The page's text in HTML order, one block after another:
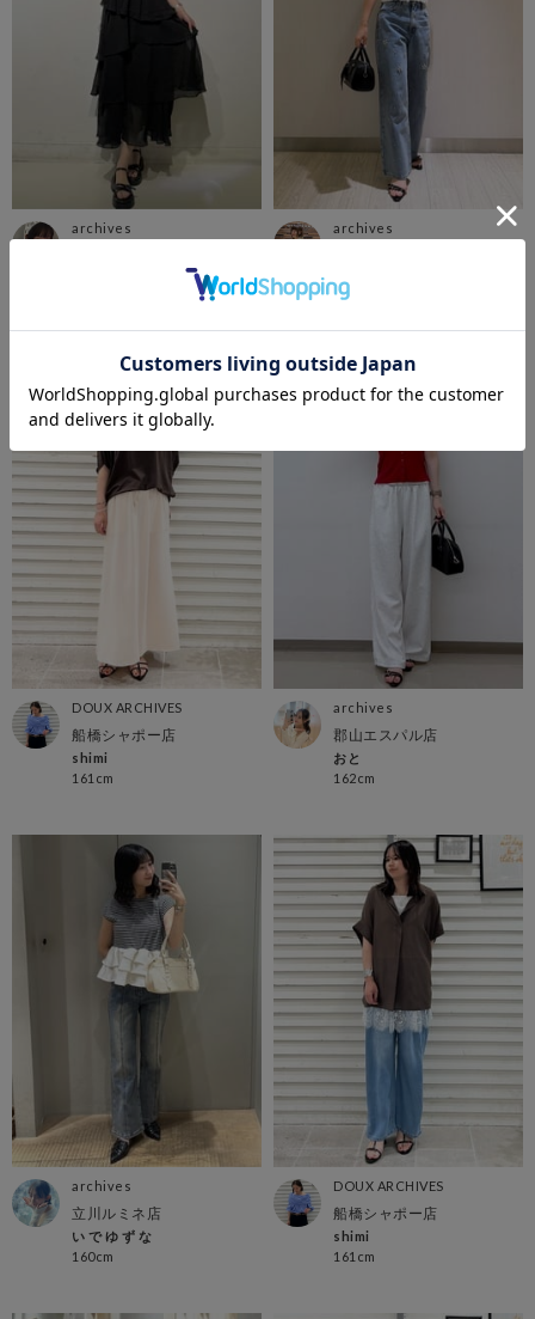
archives archives
ゆうこ
165cm
DOUX ARCHIVES
船橋シャポー店
shimi
161cm
archives
郡山エスパル店
おと
162cm
archives
立川ルミネ店
い で ゆ ず な
160cm
DOUX ARCHIVES
船橋シャポー店
shimi
161cm